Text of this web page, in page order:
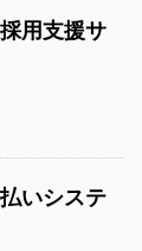
用支援サ
いシステ